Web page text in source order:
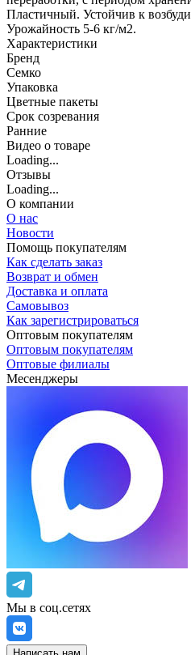
Пластичный. Устойчив к
Урожайность 5-6 кг/м2.
Характеристики
Бренд
Семко
Упаковка
Цветные пакеты
Срок созревания
Ранние
Видео о товаре
Loading...
Отзывы
Loading...
О компании
О нас
Новости
Помощь покупателям
Как сделать заказ
Возврат и обмен
Доставка и оплата
Самовывоз
Как зарегистрироваться
Оптовым покупателям
Оптовым покупателям
Оптовые филиалы
Месенджеры
Мы в соц.сетях